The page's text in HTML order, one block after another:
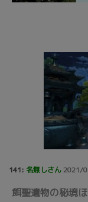
141: 名無しさん2021/
餌聖遺物の秘境